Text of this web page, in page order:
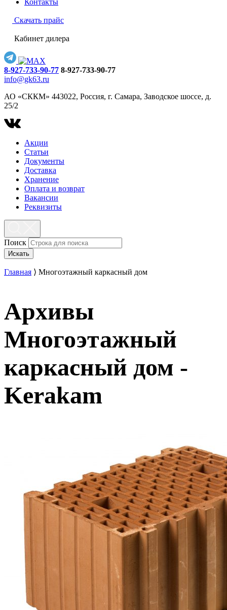
Контакты
Скачать прайс
Кабинет дилера
8-927-733-90-77 8-927-733-90-77
info@gk63.ru
АО «СККМ» 443022, Россия, г. Самара, Заводское шоссе, д.
25/2
Акции
Статьи
Документы
Доставка
Хранение
Оплата и возврат
Вакансии
Реквизиты
Поиск
Искать
Главная ⟩ Многоэтажный каркасный дом
Архивы
Многоэтажный
каркасный дом -
Kerakam